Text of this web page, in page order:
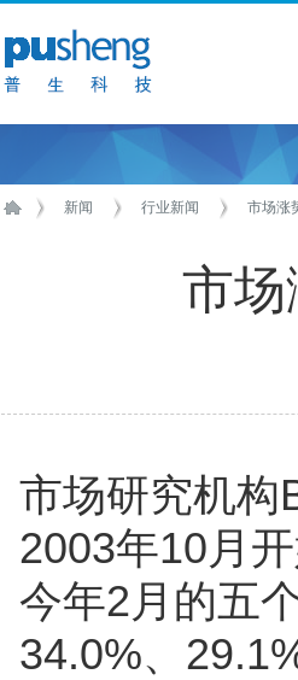
新闻 行业新闻 市场涨
市
市场研究机构
2003年10月
今年2月的五
34.0%、